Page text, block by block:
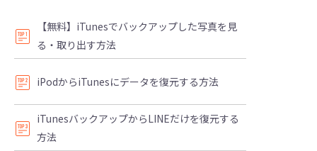
【無料】iTunesでバックアップした写真を見
る・取り出す方法
iPodからiTunesにデータを復元する方法
iTunesバックアップからLINEだけを復元する
方法